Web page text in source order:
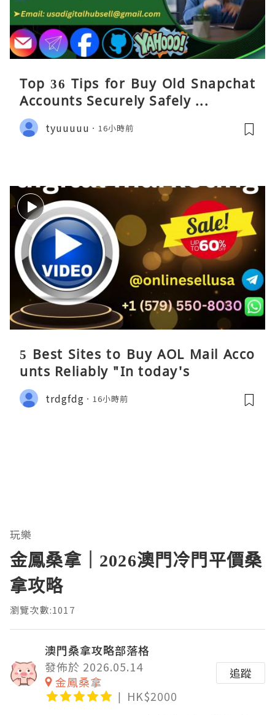
Top 36 Tips for Buy Old Snapchat
Accounts Securely Safely ...
tyuuuuu 16小時前
5 Best Sites to Buy AOL Mail Acco
unts Reliably "In today's
trdgfdg 16小時前
玩樂
金鳳桑拿｜2026澳門冷門平價桑
拿攻略
瀏覽次數:1017
澳門桑拿攻略部落格
發佈於 2026.05.14
金鳳桑拿
HK$2000
追蹤